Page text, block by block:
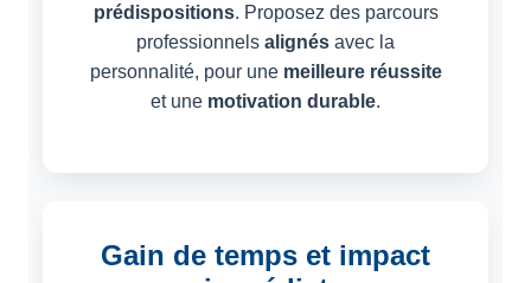
prédispositions. Proposez des parcours
professionnels alignés avec la
personnalité, pour une meilleure réussite
et une motivation durable.
Gain de temps et impact